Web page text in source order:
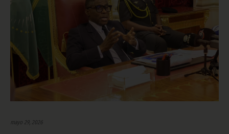
mayo 29, 2026